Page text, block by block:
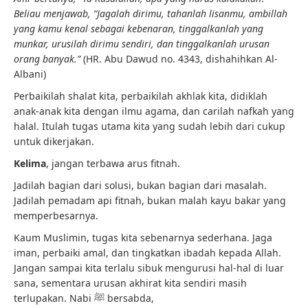
Beliau menjawab, “Jagalah dirimu, tahanlah lisanmu, ambillah
yang kamu kenal sebagai kebenaran, tinggalkanlah yang
munkar, urusilah dirimu sendiri, dan tinggalkanlah urusan
orang banyak.”(HR. Abu Dawud no. 4343, dishahihkan Al-
Albani)
Perbaikilah shalat kita, perbaikilah akhlak kita, didiklah
anak-anak kita dengan ilmu agama, dan carilah nafkah yang
halal. Itulah tugas utama kita yang sudah lebih dari cukup
untuk dikerjakan.
Kelima, jangan terbawa arus fitnah.
Jadilah bagian dari solusi, bukan bagian dari masalah.
Jadilah pemadam api fitnah, bukan malah kayu bakar yang
memperbesarnya.
Kaum Muslimin, tugas kita sebenarnya sederhana. Jaga
iman, perbaiki amal, dan tingkatkan ibadah kepada Allah.
Jangan sampai kita terlalu sibuk mengurusi hal-hal di luar
sana, sementara urusan akhirat kita sendiri masih
terlupakan. Nabi ﷺ bersabda,